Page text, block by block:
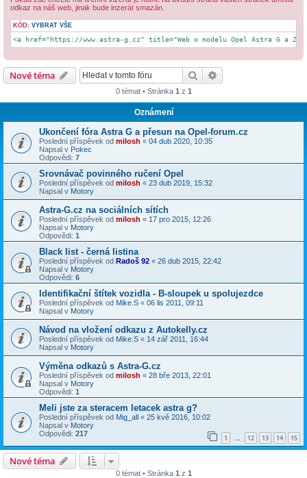
odkaz na náš web, jinak bude inzerát smazán.
KÓD: VYBRAT VŠE
<a href="https://www.astra-g.cz" title="Web o modelu Opel Astra G a
Nové téma Hledat
0 témat • Stránka 1 z 1
Oznámení
Ukončení fóra Astra G a přesun na Opel-forum.cz
Poslední příspěvek od milosh « 04 dub 2020, 10:35
Napsal v Pokec
Odpovědi: 7
Srovnávač povinného ručení Opel
Poslední příspěvek od milosh « 23 dub 2019, 15:32
Napsal v Motory
Astra-G.cz na sociálních sítích
Poslední příspěvek od milosh « 17 pro 2015, 12:26
Napsal v Motory
Odpovědi: 1
Black list - černá listina
Poslední příspěvek od Radoš 92 « 26 dub 2015, 22:42
Napsal v Motory
Odpovědi: 6
Identifikační štítek vozidla - B-sloupek u spolujezdce
Poslední příspěvek od Mike.S « 06 lis 2011, 09:11
Napsal v Motory
Návod na vložení odkazu z Autokelly.cz
Poslední příspěvek od Mike.S « 14 zář 2011, 16:44
Napsal v Motory
Výměna odkazů s Astra-G.cz
Poslední příspěvek od milosh « 28 bře 2013, 22:01
Napsal v Motory
Odpovědi: 1
Meli jste za steracem letacek astra g?
Poslední příspěvek od Mig_all « 25 kvě 2016, 10:02
Napsal v Motory
Odpovědi: 217 1 … 12 13 14 15
Nové téma
0 témat • Stránka 1 z 1